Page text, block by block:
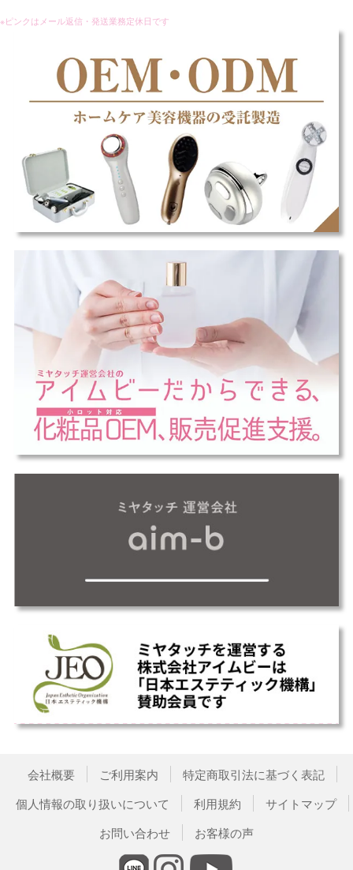
会社概要 ご利用案内
特定商取引法に基づく表記
個人情報の取り扱いについて
利用規約
サイトマップ
お問い合わせ
お客様の声